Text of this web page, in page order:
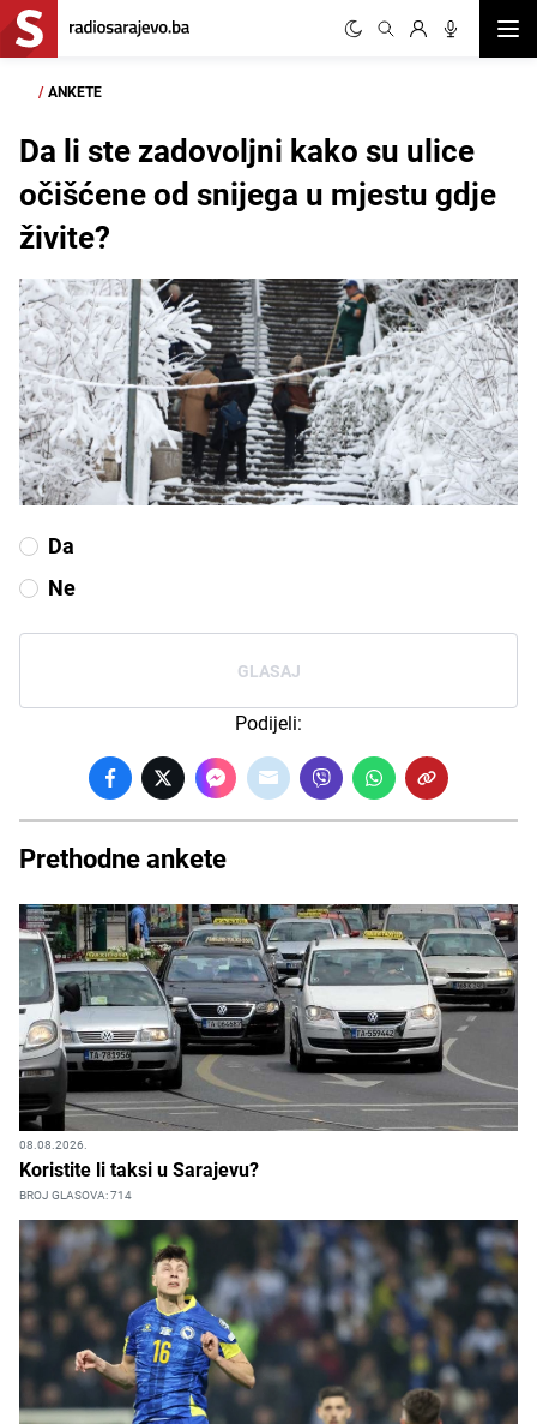
/ ANKETE
Da li ste zadovoljni kako su ulice
očišćene od snijega u mjestu gdje
živite?
Da
Ne
GLASAJ
Podijeli:
Prethodne ankete
08.08.2026.
Koristite li taksi u Sarajevu?
BROJ GLASOVA: 714